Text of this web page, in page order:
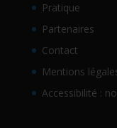
Pratique
Partenaires
Contact
Mentions
Accessibilité :